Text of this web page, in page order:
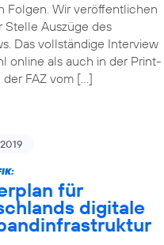
Folgen. Wir veröffentlichen
Stelle Auszüge des
Das vollständige Interview
online als auch in der Print-
der FAZ vom […]
für
digitale